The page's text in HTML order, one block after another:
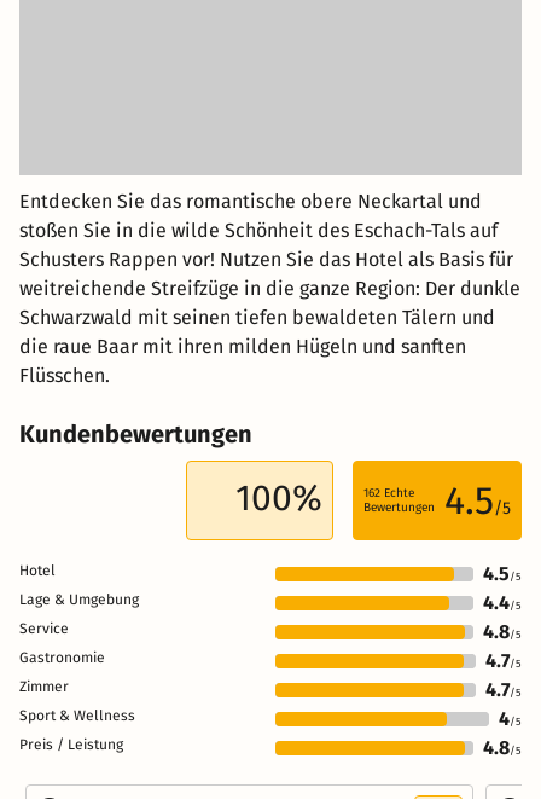
Entdecken Sie das romantische obere Neckartal und
stoßen Sie in die wilde Schönheit des Eschach-Tals auf
Schusters Rappen vor! Nutzen Sie das Hotel als Basis für
weitreichende Streifzüge in die ganze Region: Der dunkle
Schwarzwald mit seinen tiefen bewaldeten Tälern und
die raue Baar mit ihren milden Hügeln und sanften
Flüsschen.
Kundenbewertungen
100% 162 Echte
Bewertungen
4.5/5
Hotel 4.5 /5
Lage & Umgebung 4.4/5
Service 4.8/5
Gastronomie 4.7/5
Zimmer 4.7/5
Sport & Wellness 4/5
Preis / Leistung 4.8/5